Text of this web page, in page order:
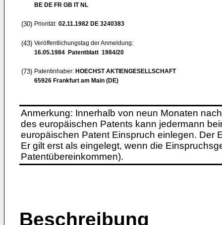
BE DE FR GB IT NL
(30) Priorität: 02.11.1982 DE 3240383
(43) Veröffentlichungstag der Anmeldung:
16.05.1984 Patentblatt 1984/20
(73) Patentinhaber: HOECHST AKTIENGESELLSCHAFT
65926 Frankfurt am Main (DE)
Anmerkung: Innerhalb von neun Monaten
des europäischen Patents kann jedermann
europäischen Patent Einspruch einlegen. Der
Er gilt erst als eingelegt, wenn die
Patentübereinkommen).
Beschreibung